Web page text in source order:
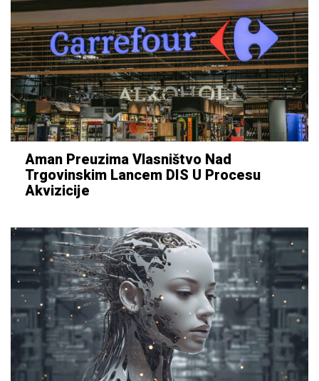
Aman Preuzima Vlasništvo Nad
Trgovinskim Lancem DIS U Procesu
Akvizicije